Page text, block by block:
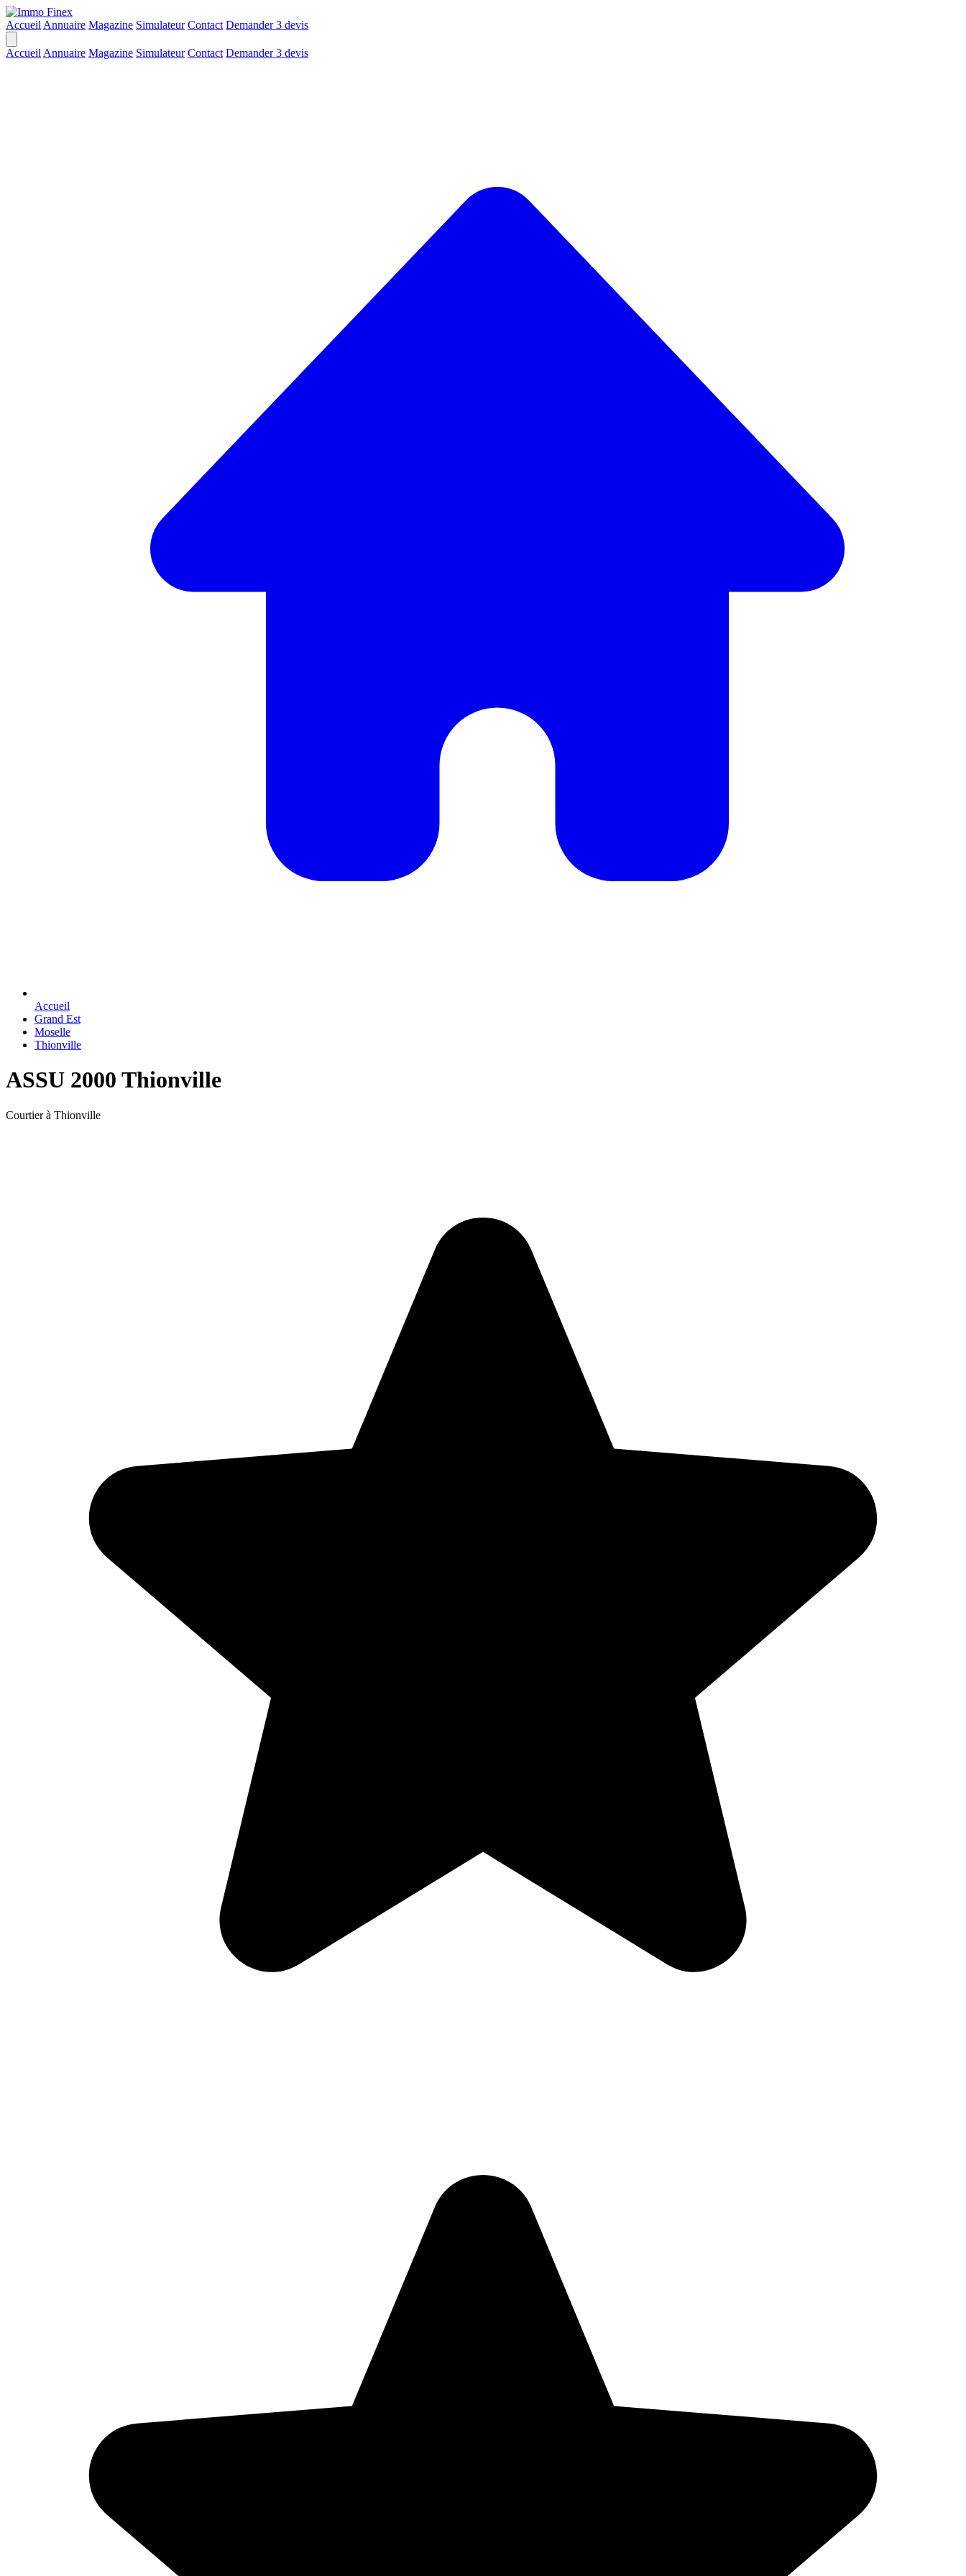
Accueil Annuaire Magazine Simulateur Contact Demander 3 devis
Accueil Annuaire Magazine Simulateur Contact Demander 3 devis
Accueil
Grand Est
Moselle
Thionville
ASSU 2000 Thionville
Courtier à Thionville